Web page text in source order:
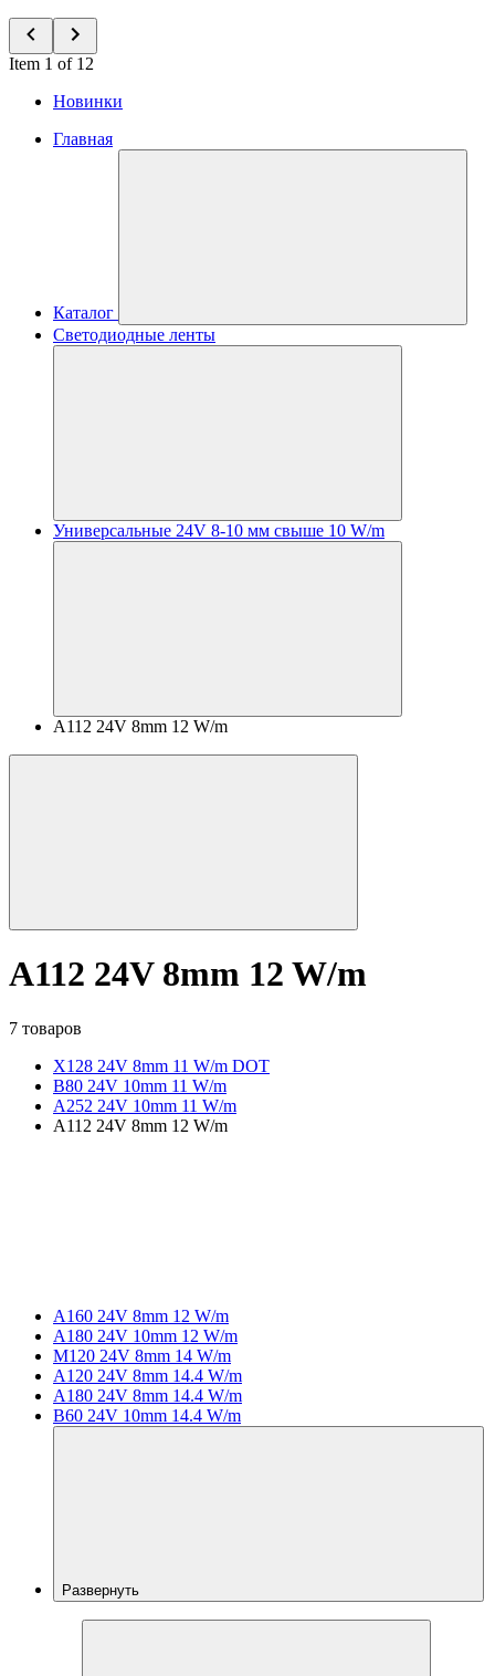
Item 1 of 12
Новинки
Главная
Каталог
Светодиодные ленты
Универсальные 24V 8-10 мм свыше 10 W/m
A112 24V 8mm 12 W/m
A112 24V 8mm 12 W/m
7 товаров
X128 24V 8mm 11 W/m DOT
B80 24V 10mm 11 W/m
A252 24V 10mm 11 W/m
A112 24V 8mm 12 W/m
A160 24V 8mm 12 W/m
A180 24V 10mm 12 W/m
M120 24V 8mm 14 W/m
A120 24V 8mm 14.4 W/m
A180 24V 8mm 14.4 W/m
B60 24V 10mm 14.4 W/m
Развернуть